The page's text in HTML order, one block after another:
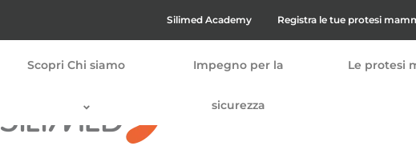
Scopri Chi siamo Impegno per la
sicurezza
Le protesi
Silimed Academy Registra le tue protesi